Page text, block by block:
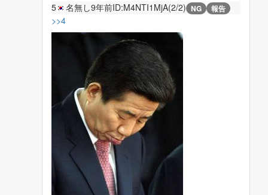
5 名無し9年前ID:M4NTI1MjA(2/2) NG 報告
>>4